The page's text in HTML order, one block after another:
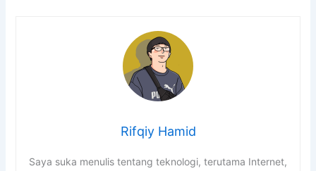
Rifqiy Hamid
Saya suka menulis tentang teknologi, terutama Internet,